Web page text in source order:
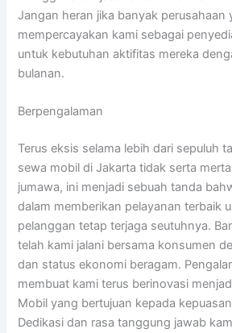
Jangan heran jika banyak perusahaan
mempercayakan kami sebagai
untuk kebutuhan aktifitas mereka
bulanan.
Berpengalaman
Terus eksis selama lebih dari sepuluh
sewa mobil di Jakarta tidak serta
jumawa, ini menjadi sebuah tanda
dalam memberikan pelayanan terbaik
pelanggan tetap terjaga seutuhnya.
telah kami jalani bersama konsumen
dan status ekonomi beragam.
membuat kami terus berinovasi
Mobil yang bertujuan kepada
Dedikasi dan rasa tanggung jawab